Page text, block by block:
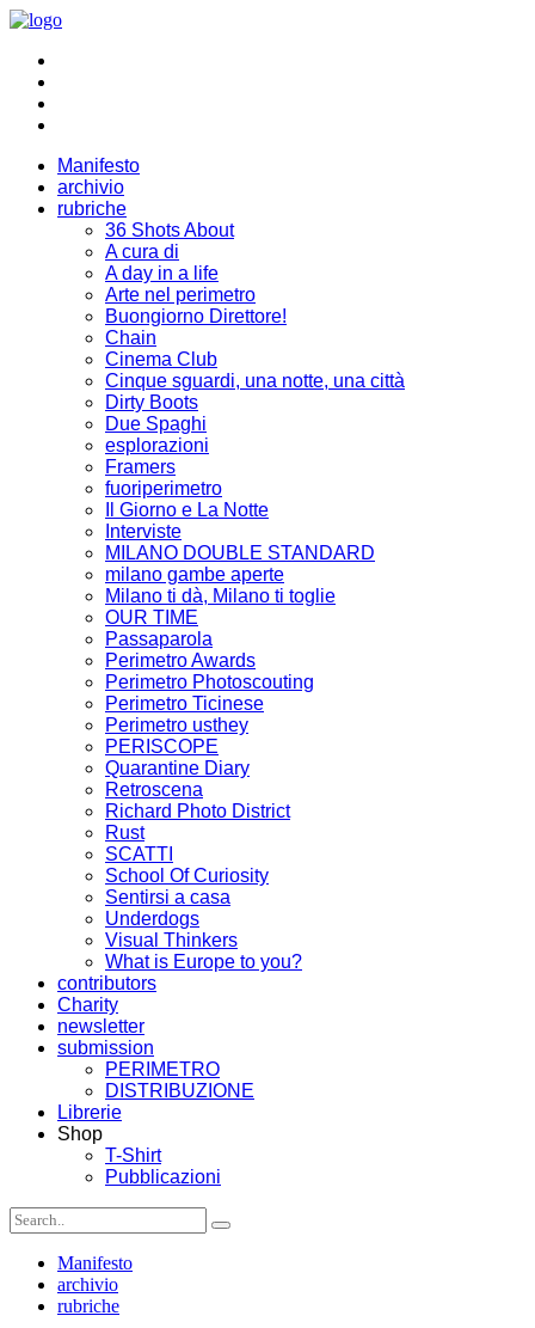
Manifesto
archivio
rubriche
36 Shots About
A cura di
A day in a life
Arte nel perimetro
Buongiorno Direttore!
Chain
Cinema Club
Cinque sguardi, una notte, una città
Dirty Boots
Due Spaghi
esplorazioni
Framers
fuoriperimetro
Il Giorno e La Notte
Interviste
MILANO DOUBLE STANDARD
milano gambe aperte
Milano ti dà, Milano ti toglie
OUR TIME
Passaparola
Perimetro Awards
Perimetro Photoscouting
Perimetro Ticinese
Perimetro usthey
PERISCOPE
Quarantine Diary
Retroscena
Richard Photo District
Rust
SCATTI
School Of Curiosity
Sentirsi a casa
Underdogs
Visual Thinkers
What is Europe to you?
contributors
Charity
newsletter
submission
PERIMETRO
DISTRIBUZIONE
Librerie
Shop
T-Shirt
Pubblicazioni
Manifesto
archivio
rubriche